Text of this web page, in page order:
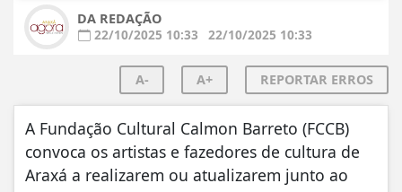
DA REDAÇÃO
22/10/2025 10:33
22/10/2025 10:33
A- A+ REPORTAR ERROS
A Fundação Cultural Calmon Barreto (FCCB)
convoca os artistas e fazedores de cultura de
Araxá a realizarem ou atualizarem junto ao